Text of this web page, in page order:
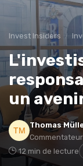
Invest Insiders
un
Thomas
12 min de lecture